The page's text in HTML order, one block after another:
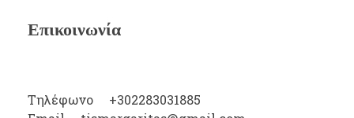
Επικοινωνία
Τηλέφωνο
+302283031885